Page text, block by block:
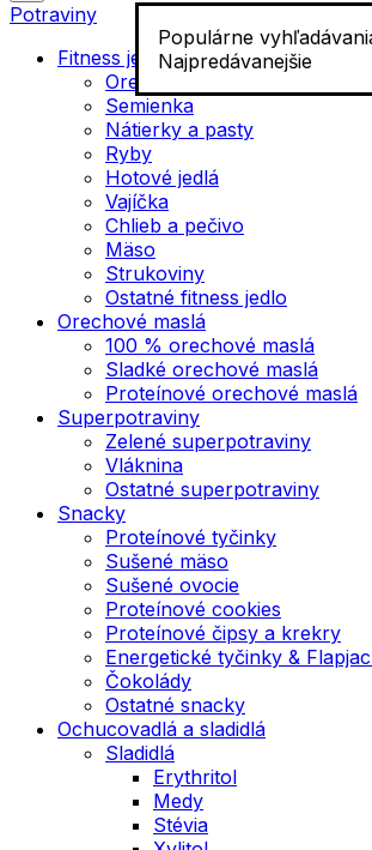
Populárne
Najpredávanejšie
Potraviny
Fitness jedlo
Orechy
Semienka
Nátierky a pasty
Ryby
Hotové jedlá
Vajíčka
Chlieb a pečivo
Mäso
Strukoviny
Ostatné fitness jedlo
Orechové maslá
100 % orechové maslá
Sladké orechové maslá
Proteínové orechové maslá
Superpotraviny
Zelené superpotraviny
Vláknina
Ostatné superpotraviny
Snacky
Proteínové tyčinky
Sušené mäso
Sušené ovocie
Proteínové cookies
Proteínové čipsy a krekry
Energetické tyčinky &
Čokolády
Ostatné snacky
Ochucovadlá a sladidlá
Sladidlá
Erythritol
Medy
Stévia